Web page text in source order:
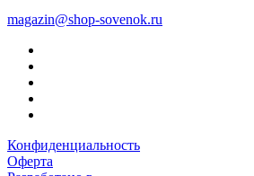
magazin@shop-sovenok.ru
Конфиденциальность
Оферта